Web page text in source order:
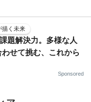
描く未来
題解決力。多様な人
せて挑む、これから
Sponsored